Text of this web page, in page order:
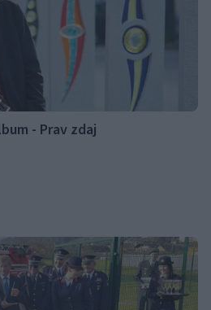
- Prav zdaj